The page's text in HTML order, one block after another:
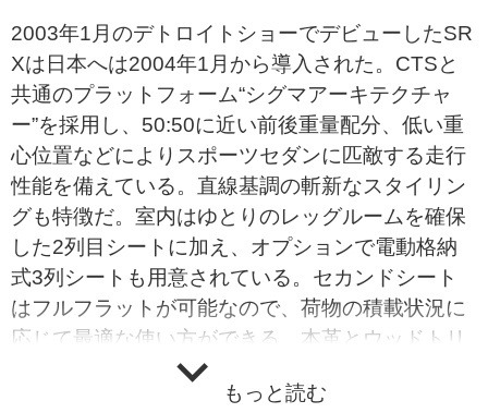
2003年1月のデトロイトショーでデビューしたSR
Xは日本へは2004年1月から導入された。CTSと
共通のプラットフォーム“シグマアーキテクチャ
ー”を採用し、50:50に近い前後重量配分、低い重
心位置などによりスポーツセダンに匹敵する走行
性能を備えている。直線基調の斬新なスタイリン
グも特徴だ。室内はゆとりのレッグルームを確保
した2列目シートに加え、オプションで電動格納
式3列シートも用意されている。セカンドシート
はフルフラットが可能なので、荷物の積載状況に
応じて最適な使い方ができる。本革とウッドトリ
ムを組み合わせたインパネは、キャデラックなら
ではの高級感をアピールする。リアルタイムにダ
もっと読む